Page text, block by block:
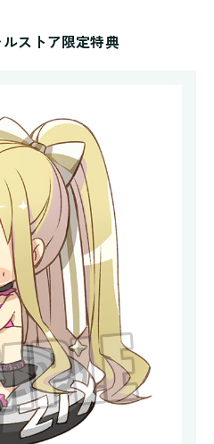
ストア限定特典